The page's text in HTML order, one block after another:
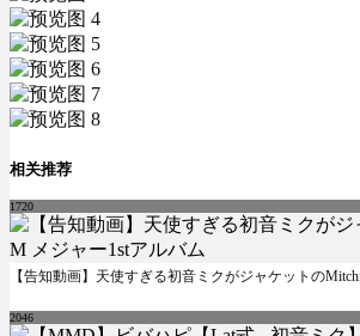
相关推荐
1720
【告知動画】天使すぎる初音ミクがジャケットの
2046